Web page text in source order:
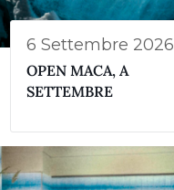
6 Settembre 2026
OPEN MACA, A
SETTEMBRE